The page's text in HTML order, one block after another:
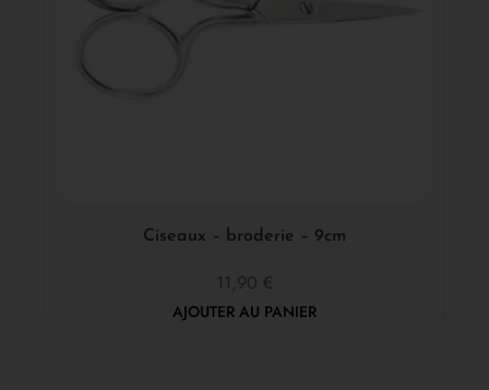
Ciseaux – broderie – 9cm
11,90 €
AJOUTER AU PANIER